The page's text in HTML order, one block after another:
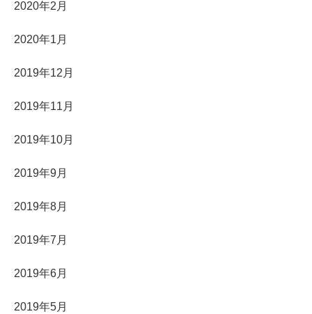
2020年2月
2020年1月
2019年12月
2019年11月
2019年10月
2019年9月
2019年8月
2019年7月
2019年6月
2019年5月